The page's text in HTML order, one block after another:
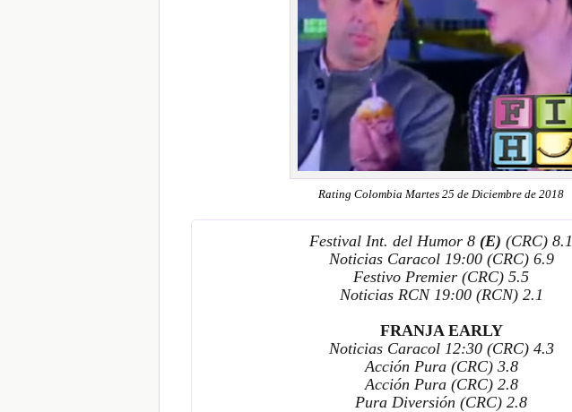
Rating Colombia Martes 25 de Diciembre de 2018
Festival Int. del Humor 8 (E) (CRC) 8.1
Noticias Caracol 19:00 (CRC) 6.9
Festivo Premier (CRC) 5.5
Noticias RCN 19:00 (RCN) 2.1
FRANJA EARLY
Noticias Caracol 12:30 (CRC) 4.3
Acción Pura (CRC) 3.8
Acción Pura (CRC) 2.8
Pura Diversión (CRC) 2.8